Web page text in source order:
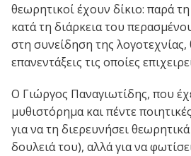
θεωρητικοί έχουν δίκιο: παρά
κατά τη διάρκεια του
στη συνείδηση της λογοτεχνίας,
επανεντάξεις τις οποίες
Ο Γιώργος Παναγιωτίδης, που
μυθιστόρημα και πέντε
για να τη διερευνήσει
δουλειά του), αλλά για να